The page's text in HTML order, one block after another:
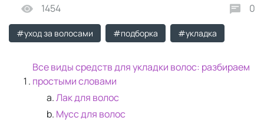
1454 0
#уход за волосами #подборка #укладка
Все виды средств для укладки волос: разбираем
простыми словами
Лак для волос
Мусс для волос